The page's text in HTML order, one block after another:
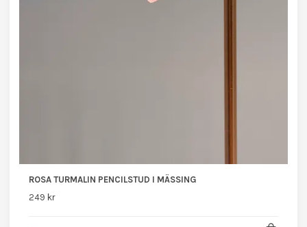
ROSA TURMALIN PENCILSTUD I MÄSSING
249 kr